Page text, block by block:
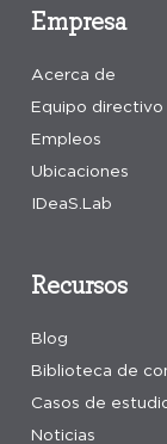
Empresa
Acerca de
Equipo directivo
Empleos
Ubicaciones
IDeaS.Lab
Recursos
Blog
Biblioteca de
Casos de
Noticias